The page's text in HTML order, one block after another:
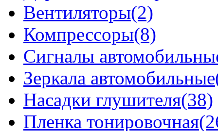
Вентиляторы(2)
Компрессоры(8)
Сигналы
Зеркала
Насадки глушителя(38)
Пленка